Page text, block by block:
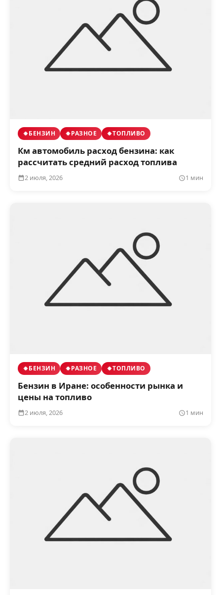
БЕНЗИН РАЗНОЕ ТОПЛИВО
Км автомобиль расход бензина: как
рассчитать средний расход топлива
2 июля, 2026 1 мин
БЕНЗИН РАЗНОЕ ТОПЛИВО
Бензин в Иране: особенности рынка и
цены на топливо
2 июля, 2026 1 мин